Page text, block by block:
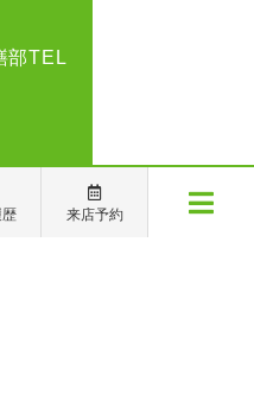
部TEL
7272
歴 来店予約